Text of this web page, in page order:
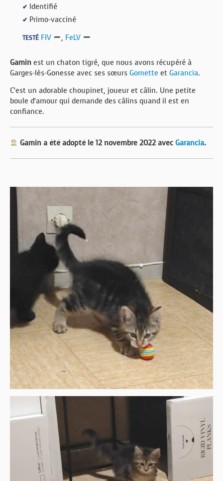
✔ Identifié
✔ Primo-vacciné
TESTÉ FIV , FeLV
Gamin est un chaton tigré, que nous avons récupéré à
Garges-lès-Gonesse avec ses sœurs Gomette et Garancia.
C’est un adorable choupinet, joueur et câlin. Une petite
boule d’amour qui demande des câlins quand il est en
confiance.
Gamin a été adopté le 12 novembre 2022 avecGarancia.